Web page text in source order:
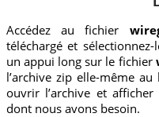
Accédez au fichier
téléchargé et
un appui long sur le fichier
l’archive zip elle-même
ouvrir l’archive et
dont nous avons besoin.